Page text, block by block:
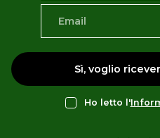
Sì, voglio
Ho letto l'